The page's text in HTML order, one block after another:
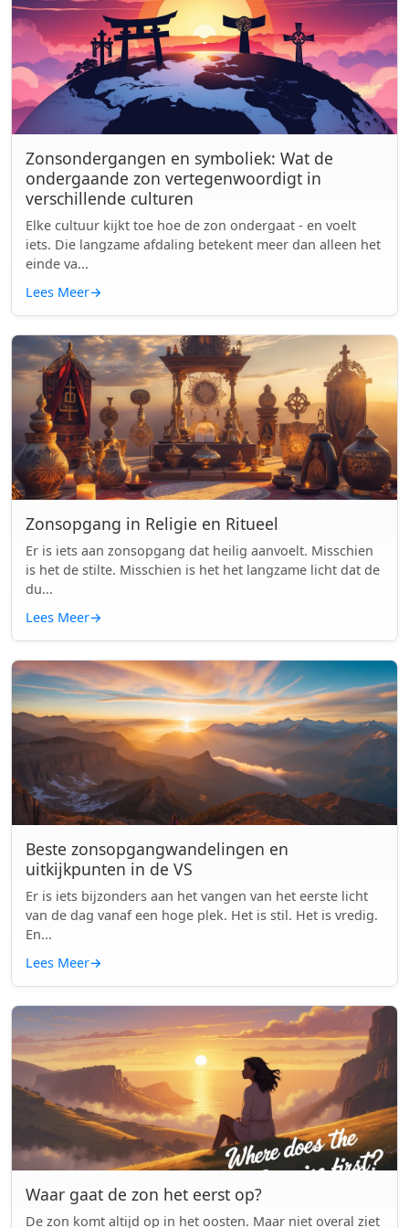
Zonsondergangen en symboliek: Wat de
ondergaande zon vertegenwoordigt in
verschillende culturen
Elke cultuur kijkt toe hoe de zon ondergaat - en voelt
iets. Die langzame afdaling betekent meer dan alleen het
einde va...
Lees Meer→
Zonsopgang in Religie en Ritueel
Er is iets aan zonsopgang dat heilig aanvoelt. Misschien
is het de stilte. Misschien is het het langzame licht dat de
du...
Lees Meer→
Beste zonsopgangwandelingen en
uitkijkpunten in de VS
Er is iets bijzonders aan het vangen van het eerste licht
van de dag vanaf een hoge plek. Het is stil. Het is vredig.
En...
Lees Meer→
Waar gaat de zon het eerst op?
De zon komt altijd op in het oosten. Maar niet overal ziet